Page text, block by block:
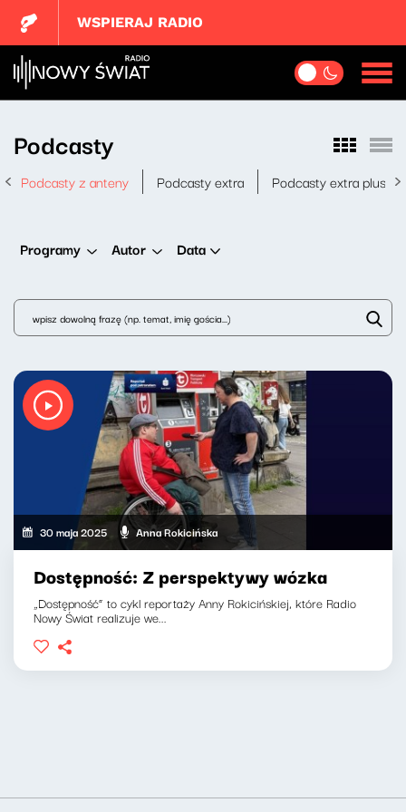
WSPIERAJ RADIO
Podcasty
Podcasty z anteny Podcasty extra Podcasty extra plus
Programy Autor Data
30 maja 2025 Anna Rokicińska
Dostępność: Z perspektywy wózka
„Dostępność” to cykl reportaży Anny Rokicińskiej, które Radio
Nowy Świat realizuje we...